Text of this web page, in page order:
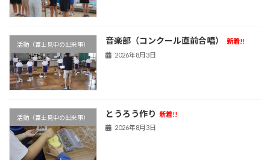
活動（富士見中の出来事） 音楽部（コンクール直前合唱）
新着!!
2026年8月3日
活動（富士見中の出来事） とうろう作り 新着!!
2026年8月3日